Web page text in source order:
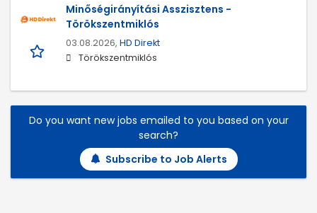
Minőségirányítási Asszisztens -
Törökszentmiklós
03.08.2026, HD Direkt
Törökszentmiklós
Do you want new jobs emailed to you based on your
search?
Subscribe to Job Alerts